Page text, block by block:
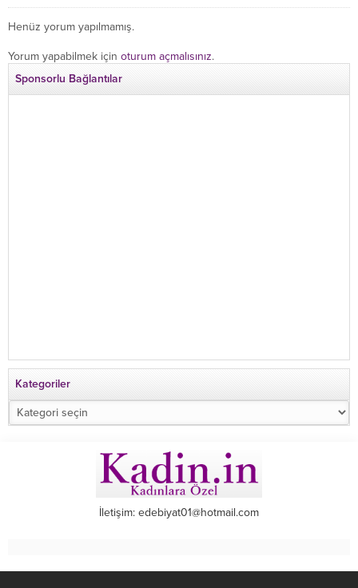
Henüz yorum yapılmamış.
Yorum yapabilmek için oturum açmalısınız.
Sponsorlu Bağlantılar
Kategoriler
Kategoriler
İletişim: edebiyat01@hotmail.com